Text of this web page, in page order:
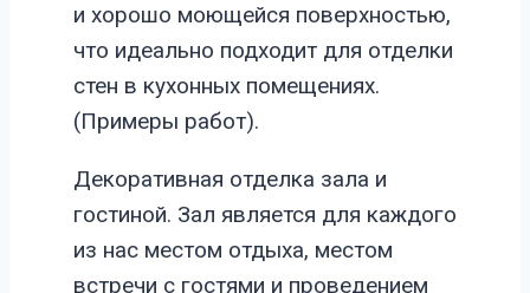
и хорошо моющейся поверхностью,
что идеально подходит для отделки
стен в кухонных помещениях.
(Примеры работ).
Декоративная отделка зала и
гостиной. Зал является для каждого
из нас местом отдыха, местом
встречи с гостями и проведением